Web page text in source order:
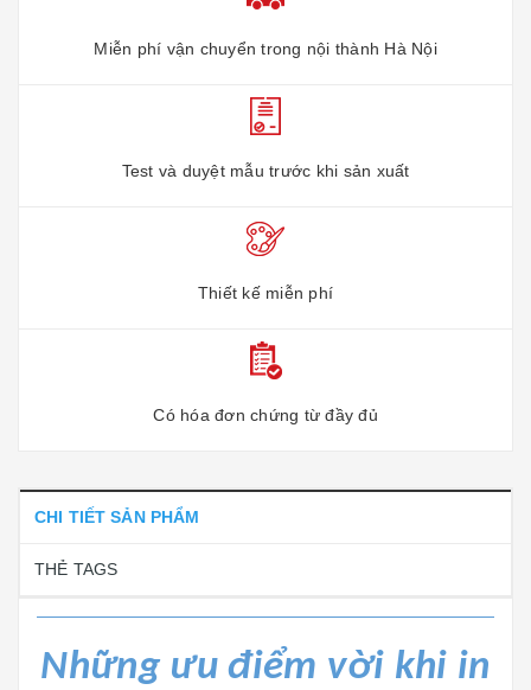
Miễn phí vận chuyển trong nội thành Hà Nội
Test và duyệt mẫu trước khi sản xuất
Thiết kế miễn phí
Có hóa đơn chứng từ đầy đủ
CHI TIẾT SẢN PHẨM
THẺ TAGS
Những ưu điểm vời khi in